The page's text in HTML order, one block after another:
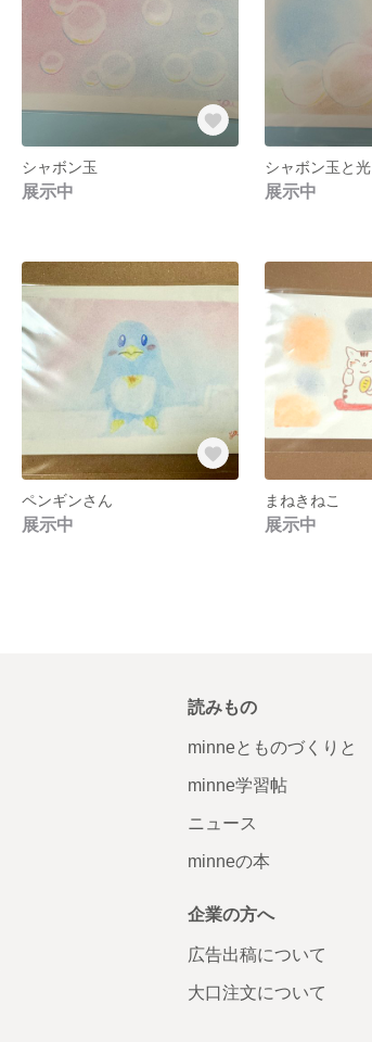
シャボン玉
展示中
シャボン玉と光
展示中
ペンギンさん
展示中
まねきねこ
展示中
読みもの
minneとものづくりと
minne学習帖
ニュース
minneの本
企業の方へ
広告出稿について
大口注文について